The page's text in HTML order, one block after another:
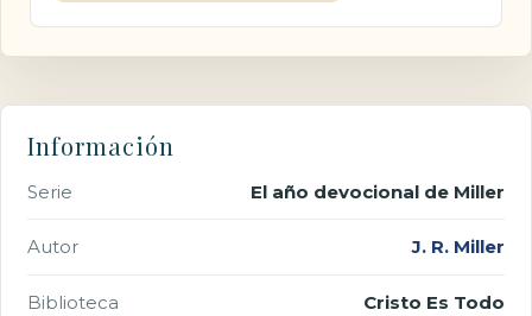
Información
Serie El año devocional de Miller
Autor J. R. Miller
Biblioteca Cristo Es Todo